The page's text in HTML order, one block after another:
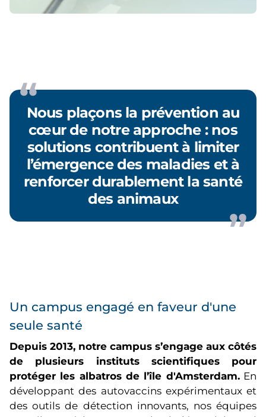
Nous plaçons la prévention au
cœur de notre approche : nos
solutions contribuent à limiter
l’émergence des maladies et à
renforcer durablement la santé
des animaux
Un campus engagé en faveur d'une
seule santé
Depuis 2013, notre campus s’engage aux côtés
de plusieurs instituts scientifiques pour
protéger les albatros de l’île d'Amsterdam.En
développant des autovaccins expérimentaux et
des outils de détection innovants, nos équipes